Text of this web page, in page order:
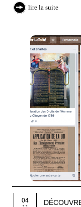
lire la suite
04